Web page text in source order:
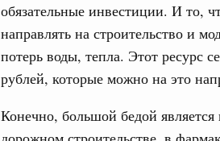
обязательные инвестиции. И то,
направлять на строительство и
потерь воды, тепла. Этот ресурс
рублей, которые можно на это
Конечно, большой бедой